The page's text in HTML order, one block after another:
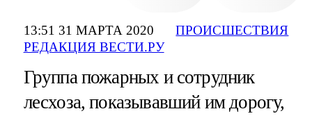
13:51 31 МАРТА 2020
РЕДАКЦИЯ ВЕСТИ.РУ
ПРОИСШЕСТВИЯ
Группа пожарных и сотрудник
лесхоза, показывавший им дорогу,